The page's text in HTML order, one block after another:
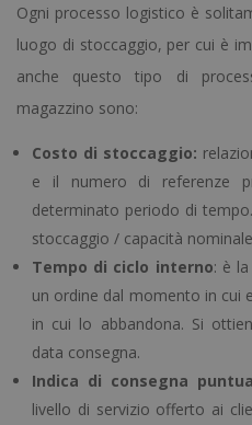
Ogni processo logistico è
luogo di stoccaggio, per cui è
anche questo tipo di
magazzino sono:
Costo di stoccaggio:
e il numero di referenze
determinato periodo di
stoccaggio / capacità
Tempo di ciclo interno: è
un ordine dal momento in cui
in cui lo abbandona. Si
data consegna.
Indica di consegna
livello di servizio offerto ai